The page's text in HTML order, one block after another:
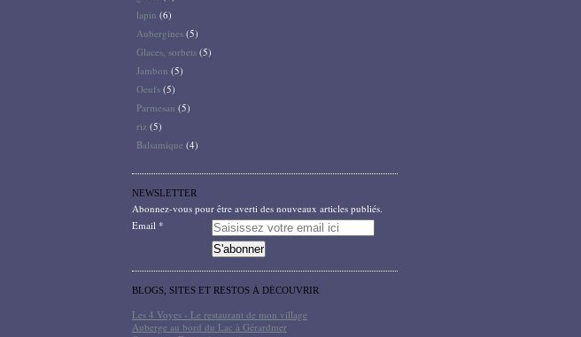
lapin (6)
Aubergines (5)
Glaces, sorbets (5)
Jambon (5)
Oeufs (5)
Parmesan (5)
riz (5)
Balsamique (4)
NEWSLETTER
Abonnez-vous pour être averti des nouveaux articles publiés.
Email
BLOGS, SITES ET RESTOS À DÉCOUVRIR
Les 4 Voyes - Le restaurant de mon village
Auberge au bord du Lac à Gérardmer